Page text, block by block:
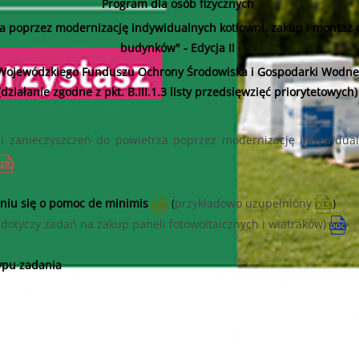
jedynie wnioski wypełnione i przesłane do Funduszu za
EKOSYSTEMÓW
do 11.07.2025r. do godziny 15:30 lub do czasu wyczerpania
000,00 zł
do 11.07.2025r. do godziny 15:30
000,00 zł
objęte wnioskiem nie może przekroczyć
8 000,00 zł.
w 2025 roku wpisujących się w priorytet dziedzinowy nabór
17.06.2025
B.V.2.2
od dnia
– zakres zmian został opisany w punkcie „Wprowadzone zmiany
Program dla osób fizycznych
poprzez modernizację indywidualnych kotłowni, zakup i
budynków" - Edycja II
Funduszu Ochrony Środowiska i Gospodarki
zgodne z pkt. B.III.1.3 listy przedsięwzięć priorytetowych)
zanieczyszczeń do powietrza poprzez modernizację
się o pomoc de minimis
(przykładowo uzupełniony
)
zadań na zakup paneli fotowoltaicznych i wiatraków)
zadania